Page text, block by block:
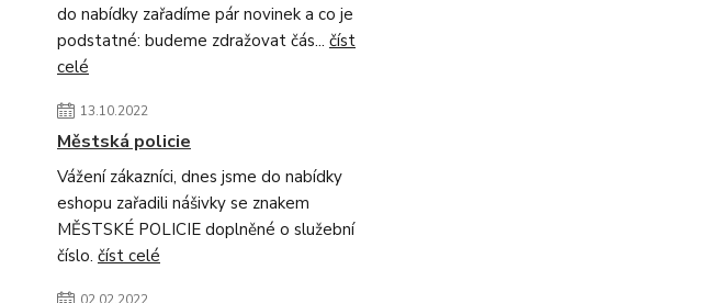
do nabídky zařadíme pár novinek a co je
podstatné: budeme zdražovat čás... číst
celé
13.10.2022
Městská policie
Vážení zákazníci, dnes jsme do nabídky
eshopu zařadili nášivky se znakem
MĚSTSKÉ POLICIE doplněné o služební
číslo. číst celé